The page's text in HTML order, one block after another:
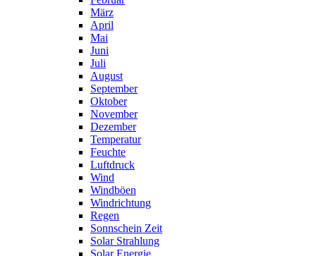
März
April
Mai
Juni
Juli
August
September
Oktober
November
Dezember
Temperatur
Feuchte
Luftdruck
Wind
Windböen
Windrichtung
Regen
Sonnschein Zeit
Solar Strahlung
Solar Energie